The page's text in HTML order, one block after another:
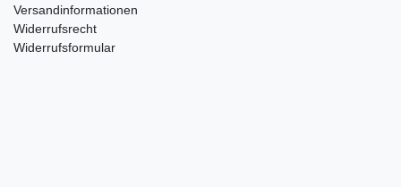
Versandinformationen
Widerrufsrecht
Widerrufsformular